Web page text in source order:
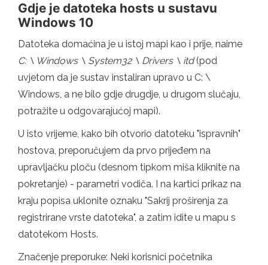
Gdje je datoteka hosts u sustavu
Windows 10
Datoteka domaćina je u istoj mapi kao i prije, naime
C: \ Windows \ System32 \ Drivers \ itd(pod
uvjetom da je sustav instaliran upravo u C: \
Windows, a ne bilo gdje drugdje, u drugom slučaju,
potražite u odgovarajućoj mapi).
U isto vrijeme, kako bih otvorio datoteku "ispravnih"
hostova, preporučujem da prvo prijeđem na
upravljačku ploču (desnom tipkom miša kliknite na
pokretanje) - parametri vodiča. I na kartici prikaz na
kraju popisa uklonite oznaku "Sakrij proširenja za
registrirane vrste datoteka", a zatim idite u mapu s
datotekom Hosts.
Značenje preporuke: Neki korisnici početnika